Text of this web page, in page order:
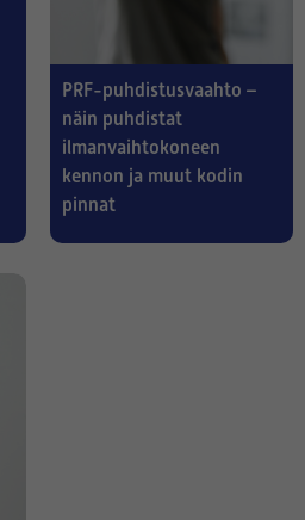
PRF-puhdistusvaahto –
näin puhdistat
ilmanvaihtokoneen
kennon ja muut kodin
pinnat